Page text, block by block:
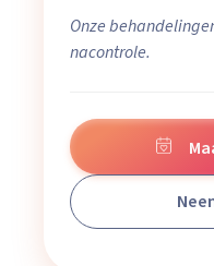
Onze
nacontrole.